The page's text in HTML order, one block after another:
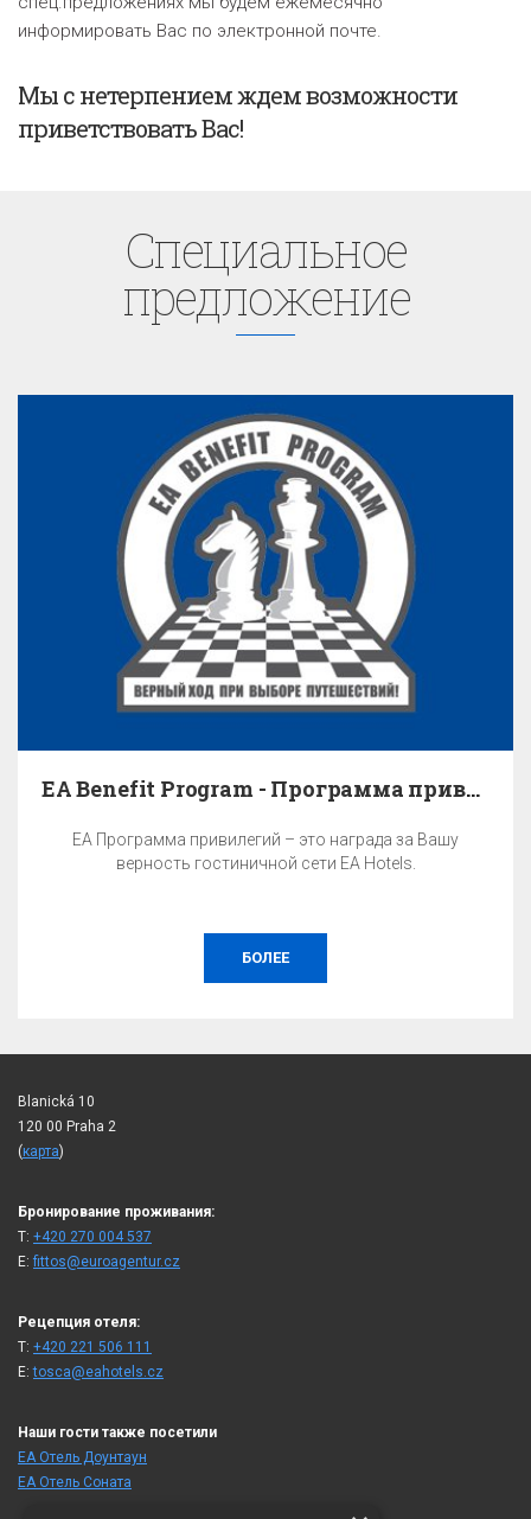
информировать Вас по электронной почте.
Мы с нетерпением ждем возможности
приветствовать Вас!
Cпециaльное
предложение
EA Benefit Program - Программа привилегий
EA Программа привилегий – это награда за Вашу
верность гостиничной сети EA Hotels.
БОЛЕЕ
Blanická 10
120 00 Praha 2
(карта)
Бронирование проживания:
T: +420 270 004 537
E:fittos@euroagentur.cz
Рецепция отеля:
T: +420 221 506 111
E:tosca@eahotels.cz
Наши гости также посетили
ЕА Отель Доунтаун
ЕА Отель Cоната